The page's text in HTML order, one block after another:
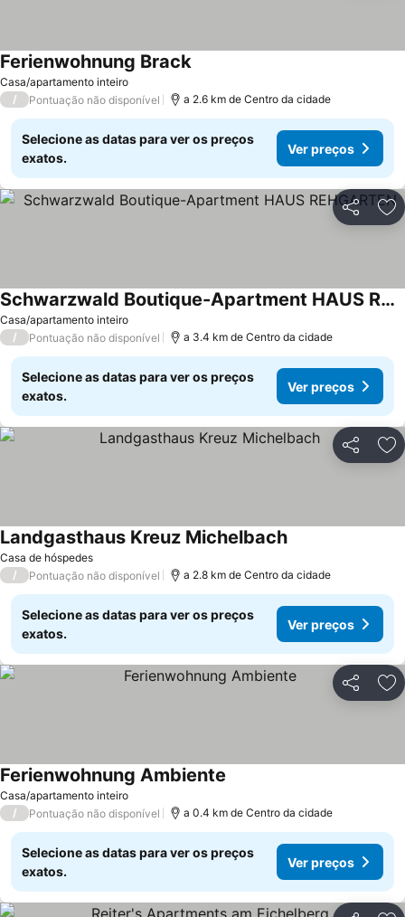
Casa/apartamento inteiro
Ferienwohnung Brack
/ Pontuação não disponível a 2.6 km de Centro da cidade
Selecione as datas para ver os preços
exatos.
Ver preços
Partilhar
Casa/apartamento inteiro
Schwarzwald Boutique-Apartment HAUS REHGARTEN
/ Pontuação não disponível a 3.4 km de Centro da cidade
Selecione as datas para ver os preços
exatos.
Ver preços
Partilhar
Casa de hóspedes
Landgasthaus Kreuz Michelbach
/ Pontuação não disponível a 2.8 km de Centro da cidade
Selecione as datas para ver os preços
exatos.
Ver preços
Partilhar
Casa/apartamento inteiro
Ferienwohnung Ambiente
/ Pontuação não disponível a 0.4 km de Centro da cidade
Selecione as datas para ver os preços
exatos.
Ver preços